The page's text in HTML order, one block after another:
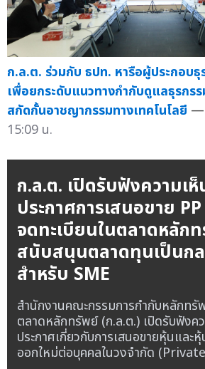
ก.ล.ต. ร่วมกับ ธปท. หารือผู้ประกอบ
เพื่อยกระดับแนวทางกำกับดูแลธุรก
สกัดกั้นอาชญากรรมทางเทคโนโลยี —
15:09 น.
ก.ล.ต. เปิดรับฟังความเ
ประกาศการเสนอขาย
จดทะเบียนในตลาดหลัก
สนับสนุนตลาดทุนเป็นก
สำหรับ SME
สำนักงานคณะกรรมการกำกับหลักทรั
ตลาดหลักทรัพย์ (ก.ล.ต.) เปิดรับฟังค
ประกาศเกี่ยวกับการเสนอขายหุ้นแล
ออกใหม่ต่อบุคคลในวงจำกัด